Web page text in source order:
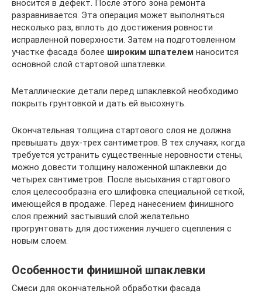
вносится в дефект. После этого зона ремонта
разравнивается. Эта операция может выполняться
несколько раз, вплоть до достижения ровности
исправленной поверхности. Затем на подготовленном
участке фасада более широким шпателем наносится
основной слой стартовой шпатлевки.
Металлические детали перед шпаклевкой необходимо
покрыть грунтовкой и дать ей высохнуть.
Окончательная толщина стартового слоя не должна
превышать двух-трех сантиметров. В тех случаях, когда
требуется устранить существенные неровности стены,
можно довести толщину наложенной шпаклевки до
четырех сантиметров. После высыхания стартового
слоя целесообразна его шлифовка специальной сеткой,
имеющейся в продаже. Перед нанесением финишного
слоя прежний застывший слой желательно
прогрунтовать для достижения лучшего сцепления с
новым слоем.
Особенности финишной шпаклевки
Смеси для окончательной обработки фасада